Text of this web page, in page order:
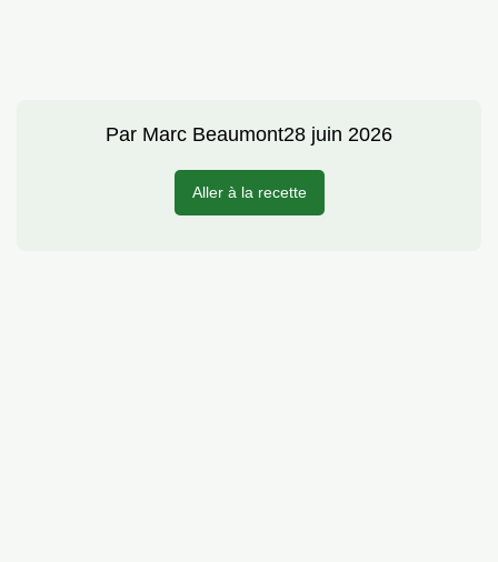
Par Marc Beaumont28 juin 2026
Aller à la recette